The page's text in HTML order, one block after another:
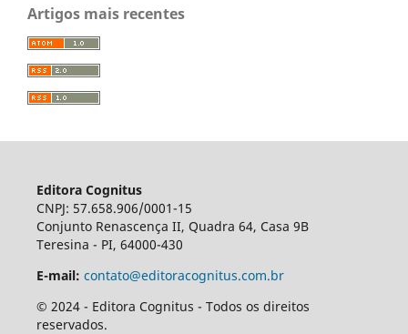
Artigos mais recentes
Editora Cognitus
CNPJ: 57.658.906/0001-15
Conjunto Renascença II, Quadra 64, Casa 9B
Teresina - PI, 64000-430
E-mail: contato@editoracognitus.com.br
© 2024 - Editora Cognitus - Todos os direitos
reservados.